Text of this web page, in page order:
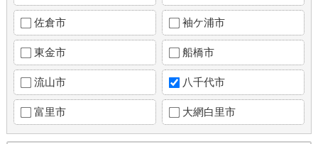
佐倉市 袖ケ浦市
東金市 船橋市
流山市 八千代市
富里市 大網白里市